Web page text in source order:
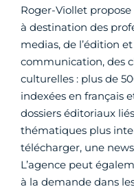
Roger-Viollet
à destination des
medias, de l’édition
communication, des
culturelles : plus de
indexées en français
dossiers éditoriaux
thématiques plus
télécharger, une
L’agence peut
à la demande dans